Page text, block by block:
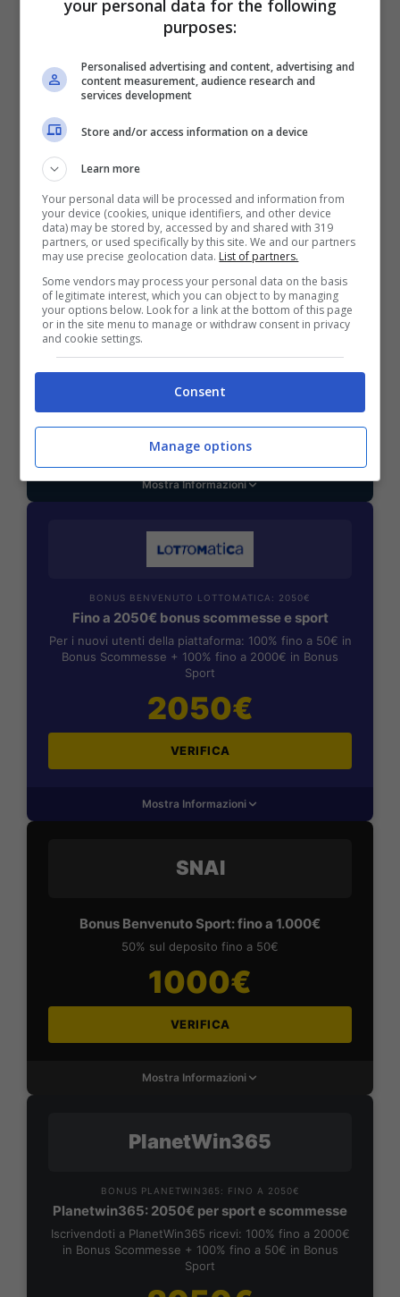
rimborso
Bonus 50€ senza deposito sport + fino a 50€ di
200€
VERIFICA
BONUS BENVENUTO GOLDBET: 2.050€
Fino a 2050€ sport e casino
Per i nuovi registrati: 100% fino a 2.000€ in Bonus
2050€
VERIFICA
Mostra Informazioni
BONUS BENVENUTO LOTTOMATICA: 2050€
Fino a 2050€ bonus scommesse e sport
Per i nuovi utenti della piattaforma: 100% fino a 50€ in
Bonus Scommesse + 100% fino a 2000€ in Bonus
Sport
2050€
VERIFICA
Mostra Informazioni
SNAI
Bonus Benvenuto Sport: fino a 1.000€
50% sul deposito fino a 50€
1000€
VERIFICA
Mostra Informazioni
PlanetWin365
BONUS PLANETWIN365: FINO A 2050€
Planetwin365: 2050€ per sport e scommesse
Iscrivendoti a PlanetWin365 ricevi: 100% fino a 2000€
in Bonus Scommesse + 100% fino a 50€ in Bonus
Sport
your personal data for the following
purposes:
Personalised advertising and content, advertising and
content measurement, audience research and
services development
Store and/or access information on a device
Learn more
Your personal data will be processed and information from
your device (cookies, unique identifiers, and other device
data) may be stored by, accessed by and shared with 319
partners, or used specifically by this site. We and our partners
may use precise geolocation data. List of partners.
Some vendors may process your personal data on the basis
of legitimate interest, which you can object to by managing
your options below. Look for a link at the bottom of this page
or in the site menu to manage or withdraw consent in privacy
and cookie settings.
Consent
Manage options